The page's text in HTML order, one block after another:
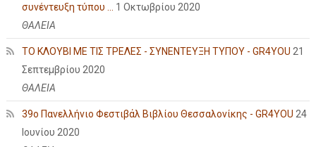
συνέντευξη τύπου ...
1 Οκτωβρίου 2020
ΘΑΛΕΙΑ
ΤΟ ΚΛΟΥΒΙ ΜΕ ΤΙΣ ΤΡΕΛΕΣ - ΣΥΝΕΝΤΕΥΞΗ ΤΥΠΟΥ - GR4YOU 21
Σεπτεμβρίου 2020
ΘΑΛΕΙΑ
39ο Πανελλήνιο Φεστιβάλ Βιβλίου Θεσσαλονίκης - GR4YOU 24
Ιουνίου 2020